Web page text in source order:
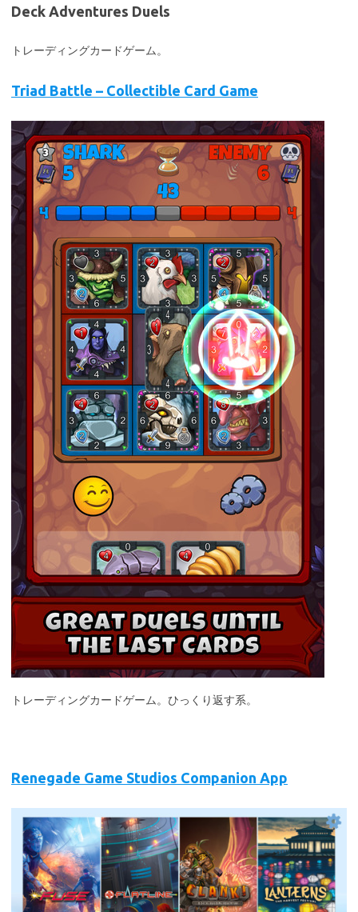
Deck Adventures Duels
トレーディングカードゲーム。
Triad Battle – Collectible Card Game
トレーディングカードゲーム。ひっくり返す系。
Renegade Game Studios Companion App